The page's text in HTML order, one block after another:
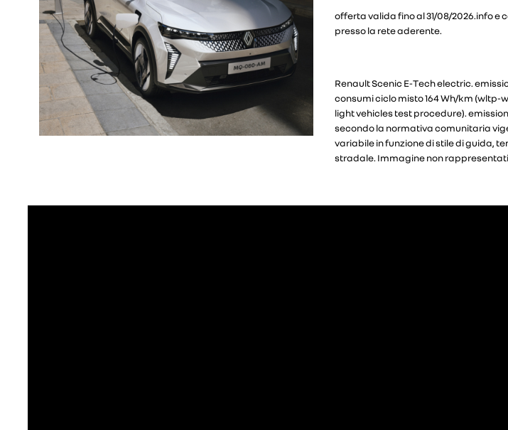
offerta valida fino al 31/08/2026.info e
presso la rete aderente.
Renault Scenic E-Tech electric.
consumi ciclo misto 164 Wh/km
light vehicles test procedure).
secondo la normativa comunitaria
variabile in funzione di stile di guida,
stradale. Immagine non